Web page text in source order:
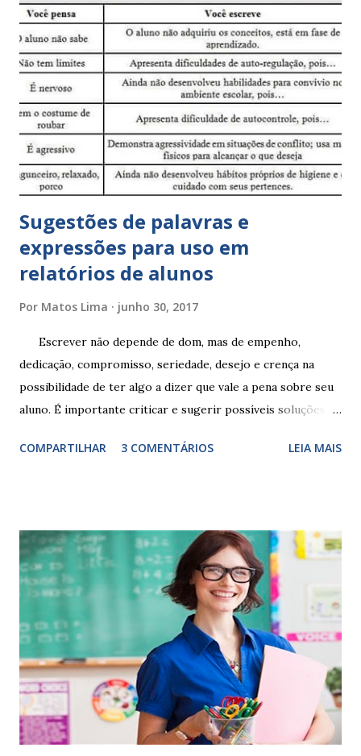
Sugestões de palavras e
expressões para uso em
relatórios de alunos
Por Matos Lima junho 30, 2017
Escrever não depende de dom, mas de empenho,
dedicação, compromisso, seriedade, desejo e crença na
possibilidade de ter algo a dizer que vale a pena sobre seu
aluno. É importante criticar e sugerir possíveis soluções.
exercitação. E encontrar a melhor maneira de expressar o
sempre as intervenções feitas para ações apresentadas,
isso ressalta trabalho. SUGESTÕES DE PALAVRAS E
EXPRESSÕES PARA USO EM RELATÓRIOS Você pensa Você
escreve O aluno não sabe O aluno não adquiriu os
conceitos, está em fase de aprendizado. Não tem limites
Apresenta dificuldades de auto-regulação, pois… É nervoso
Ainda não desenvolveu habilidades para convívio no
ambiente...
COMPARTILHAR 3 COMENTÁRIOS LEIA MAIS